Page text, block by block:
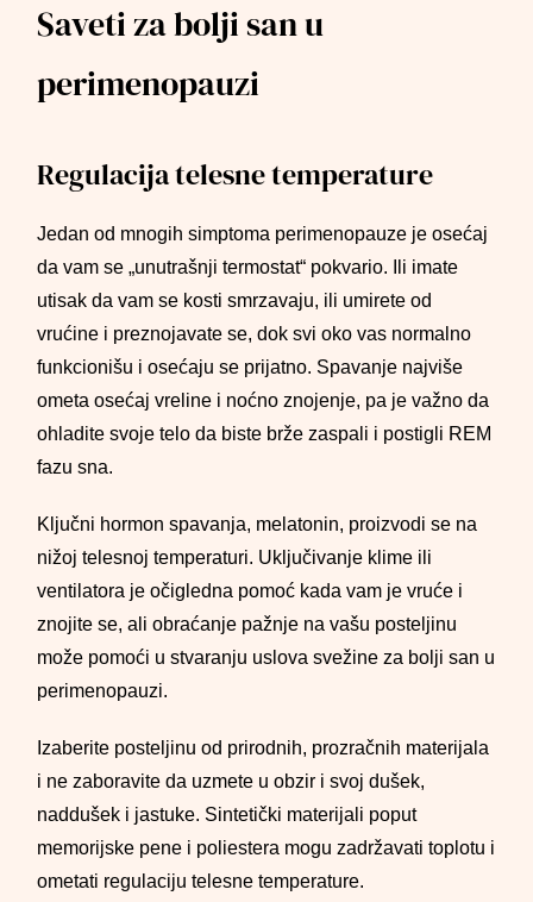
Saveti za bolji san u
perimenopauzi
Regulacija telesne temperature
Jedan od mnogih simptoma perimenopauze je osećaj
da vam se „unutrašnji termostat“ pokvario. Ili imate
utisak da vam se kosti smrzavaju, ili umirete od
vrućine i preznojavate se, dok svi oko vas normalno
funkcionišu i osećaju se prijatno. Spavanje najviše
ometa osećaj vreline i noćno znojenje, pa je važno da
ohladite svoje telo da biste brže zaspali i postigli REM
fazu sna.
Ključni hormon spavanja, melatonin, proizvodi se na
nižoj telesnoj temperaturi. Uključivanje klime ili
ventilatora je očigledna pomoć kada vam je vruće i
znojite se, ali obraćanje pažnje na vašu posteljinu
može pomoći u stvaranju uslova svežine za bolji san u
perimenopauzi.
Izaberite posteljinu od prirodnih, prozračnih materijala
i ne zaboravite da uzmete u obzir i svoj dušek,
naddušek i jastuke. Sintetički materijali poput
memorijske pene i poliestera mogu zadržavati toplotu i
ometati regulaciju telesne temperature.